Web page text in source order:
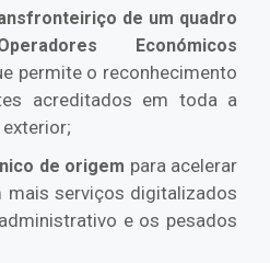
de um quadro
Económicos
permite o reconhecimento
acreditados em toda a
de origem para acelerar
mais serviços digitalizados
e os pesados